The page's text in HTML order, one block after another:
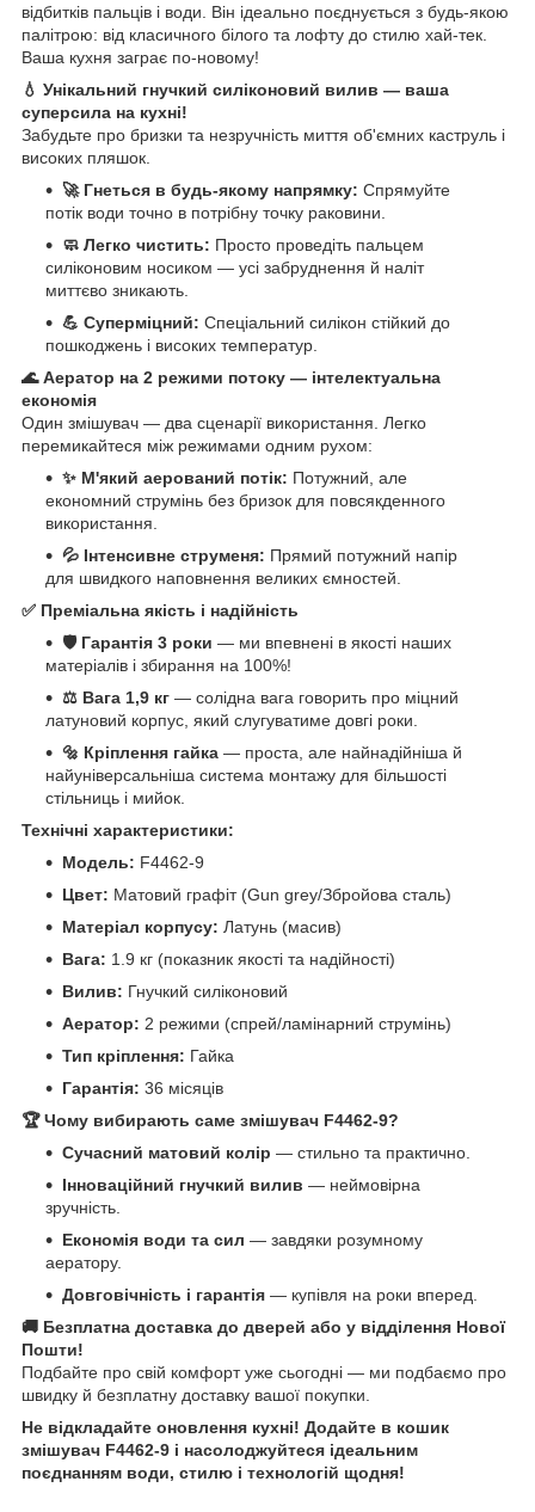
відбитків пальців і води. Він ідеально поєднується з будь-якою
палітрою: від класичного білого та лофту до стилю хай-тек.
Ваша кухня заграє по-новому!
💧 Унікальний гнучкий силіконовий вилив — ваша
суперсила на кухні!
Забудьте про бризки та незручність миття об'ємних каструль і
високих пляшок.
🚀 Гнеться в будь-якому напрямку: Спрямуйте
потік води точно в потрібну точку раковини.
🧼 Легко чистить: Просто проведіть пальцем
силіконовим носиком — усі забруднення й наліт
миттєво зникають.
💪 Суперміцний: Спеціальний силікон стійкий до
пошкоджень і високих температур.
🌊 Аератор на 2 режими потоку — інтелектуальна
економія
Один змішувач — два сценарії використання. Легко
перемикайтеся між режимами одним рухом:
✨ М'який аерований потік: Потужний, але
економний струмінь без бризок для повсякденного
використання.
💦 Інтенсивне струменя: Прямий потужний напір
для швидкого наповнення великих ємностей.
✅ Преміальна якість і надійність
🛡️ Гарантія 3 роки — ми впевнені в якості наших
матеріалів і збирання на 100%!
⚖️ Вага 1,9 кг — солідна вага говорить про міцний
латуновий корпус, який слугуватиме довгі роки.
🔩 Кріплення гайка — проста, але найнадійніша й
найуніверсальніша система монтажу для більшості
стільниць і мийок.
Технічні характеристики:
Модель: F4462-9
Цвет: Матовий графіт (Gun grey/Збройова сталь)
Матеріал корпусу: Латунь (масив)
Вага: 1.9 кг (показник якості та надійності)
Вилив: Гнучкий силіконовий
Аератор: 2 режими (спрей/ламінарний струмінь)
Тип кріплення: Гайка
Гарантія: 36 місяців
🏆 Чому вибирають саме змішувач F4462-9?
Сучасний матовий колір — стильно та практично.
Інноваційний гнучкий вилив — неймовірна
зручність.
Економія води та сил — завдяки розумному
аератору.
Довговічність і гарантія — купівля на роки вперед.
🚚 Безплатна доставка до дверей або у відділення Нової
Пошти!
Подбайте про свій комфорт уже сьогодні — ми подбаємо про
швидку й безплатну доставку вашої покупки.
Не відкладайте оновлення кухні! Додайте в кошик
змішувач F4462-9 і насолоджуйтеся ідеальним
поєднанням води, стилю і технологій щодня!